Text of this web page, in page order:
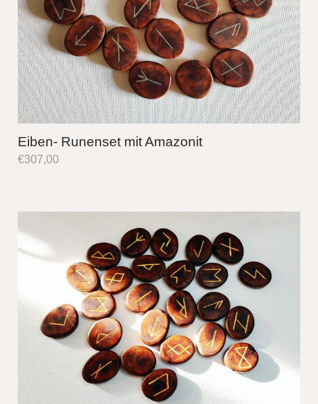
Eiben- Runenset mit Amazonit
€307,00